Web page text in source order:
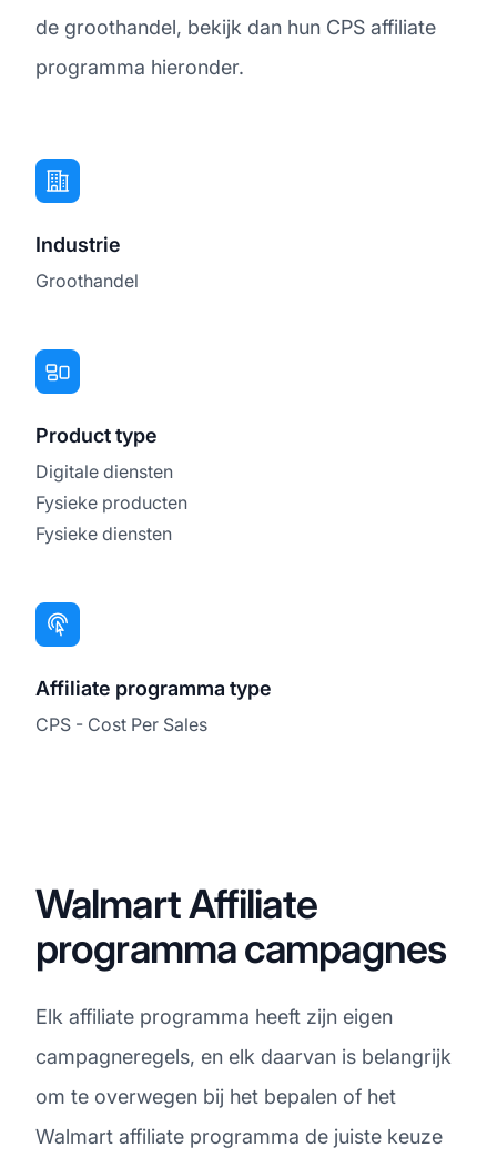
de groothandel, bekijk dan hun CPS affiliate
programma hieronder.
Industrie
Groothandel
Product type
Digitale diensten
Fysieke producten
Fysieke diensten
Affiliate programma type
CPS - Cost Per Sales
Walmart Affiliate
programma campagnes
Elk affiliate programma heeft zijn eigen
campagneregels, en elk daarvan is belangrijk
om te overwegen bij het bepalen of het
Walmart affiliate programma de juiste keuze